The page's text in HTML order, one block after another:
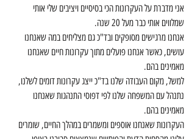
אני מדברת על העקרונות הכי בסיסיים ויציבים שלי אותי
שמלווים אותי כבר מעל 20 שנה.
אנחנו מרגישים מסופקים ובד"כ גם מצליחים במה שאנחנו
עושים, כאשר אנחנו פועלים מתוך עקרונות חיים שאנחנו
מאמינים בהם.
למשל, מקום העבודה שלנו בד"כ ייצג עקרונות דומים לשלנו,
נתנהל עם המשפחה שלנו לפי דפוסי התנהגות שאנחנו
מאמינים בהם.
העקרונות שאנחנו אוספים ומשמרים במהלך החיים, שומרים